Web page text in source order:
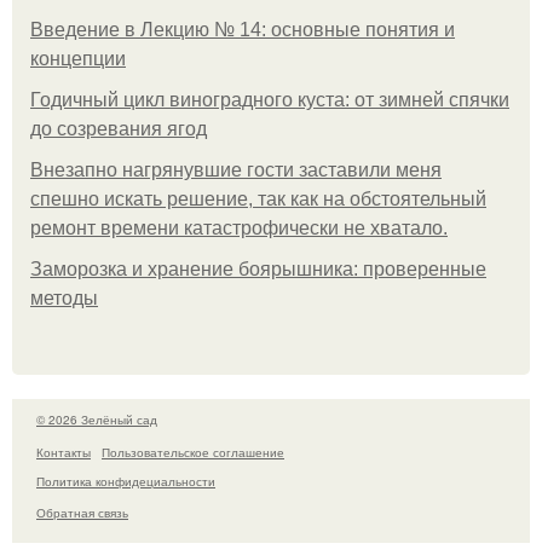
Введение в Лекцию № 14: основные понятия и
концепции
Годичный цикл виноградного куста: от зимней спячки
до созревания ягод
Внезапно нагрянувшие гости заставили меня
спешно искать решение, так как на обстоятельный
ремонт времени катастрофически не хватало.
Заморозка и хранение боярышника: проверенные
методы
© 2026 Зелёный сад
Контакты
Пользовательское соглашение
Политика конфидециальности
Обратная связь